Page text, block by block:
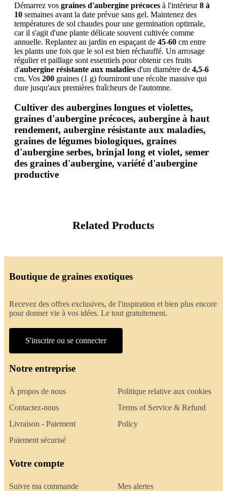
Démarrez vos graines d'aubergine précoces à l'intérieur8 à
10 semaines avant la date prévue sans gel. Maintenez des
températures de sol chaudes pour une germination optimale,
car il s'agit d'une plante délicate souvent cultivée comme
annuelle. Replantez au jardin en espaçant de 45-60 cm entre
les plants une fois que le sol est bien réchauffé. Un arrosage
régulier et paillage sont essentiels pour obtenir ces fruits
d'aubergine résistante aux maladies d'un diamètre de 4,5-6
cm. Vos 200 graines (1 g) fourniront une récolte massive qui
dure jusqu'aux premières fraîcheurs de l'automne.
Cultiver des aubergines longues et violettes,
graines d'aubergine précoces, aubergine à haut
rendement, aubergine résistante aux maladies,
graines de légumes biologiques, graines
d'aubergine serbes, brinjal long et violet, semer
des graines d'aubergine, variété d'aubergine
productive
Related Products
Boutique de graines exotiques
Recevez des offres exclusives, de l'inspiration et bien plus encore
pour donner vie à vos idées. Le tout gratuitement.
S'inscrire ou se connecter
Notre entreprise
À propos de nous
Contactez-nous
Livraison - Paiement
Paiement sécurisé
Politique relative aux cookies
Terms of Service & Refund
Policy
Votre compte
Suivre ma commande Mes alertes